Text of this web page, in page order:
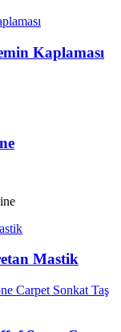
Kaplaması
Mastik